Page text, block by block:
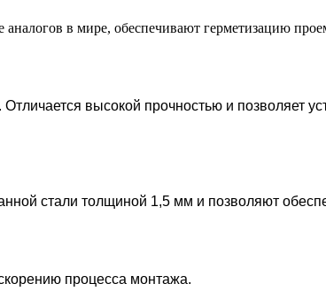
в мире, обеспечивают герметизацию
высокой прочностью и позволяет
стали толщиной 1,5 мм и позволяют
процесса монтажа.